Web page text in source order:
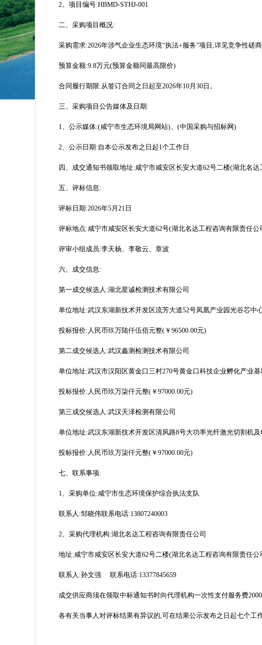
2、项目编号:HBMD-STHJ-001
二、采购项目概况:
采购需求:2026年涉气企业生态环境“执法+服务”项目,详见竞争性磋商
预算金额:9.8万元(预算金额同最高限价)
合同履行期限:从签订合同之日起至2026年10月30日。
三、采购项目公告媒体及日期:
1、公示媒体:(咸宁市生态环境局网站)、(中国采购与招标网)
2、公示日期:自本公示发布之日起1个工作日
四、成交通知书领取地址:咸宁市咸安区长安大道62号二楼(湖北名达
五、评标信息:
评标日期:2026年5月21日
评标地点:咸宁市咸安区长安大道62号(湖北名达工程咨询有限责任公
评审小组成员:李天杨、李敬云、章波
六、成交信息:
第一成交候选人:湖北星诚检测技术有限公司
单位地址:武汉东湖新技术开发区流芳大道52号凤凰产业园光谷芯中
投标报价:人民币玖万陆仟伍佰元整(￥96500.00元)
第二成交候选人:武汉鑫测检测技术有限公司
单位地址:武汉市汉阳区黄金口三村270号黄金口科技企业孵化产业
投标报价:人民币玖万柒仟元整(￥97000.00元)
第三成交候选人:武汉天泽检测有限公司
单位地址:武汉东湖新技术开发区清风路8号大功率光纤激光切割机
投标报价:人民币玖万柒仟元整(￥97000.00元)
七、联系事项:
1、采购单位:咸宁市生态环境保护综合执法支队
联系人:邹晓伟联系电话:13807240003
2、采购代理机构:湖北名达工程咨询有限责任公司
地址:咸宁市咸安区长安大道62号二楼(湖北名达工程咨询有限责任公
联系人:孙文强 联系电话:13377845659
成交供应商须在领取中标通知书时向代理机构一次性支付服务费
各有关当事人对评标结果有异议的,可在结果公示发布之日起七个